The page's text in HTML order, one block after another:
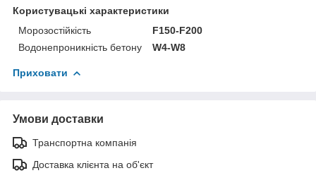
Користувацькi характеристики
Морозостійкість
F150-F200
Водонепроникність бетону
W4-W8
Приховати
Умови доставки
Транспортна компанія
Доставка клієнта на об'єкт